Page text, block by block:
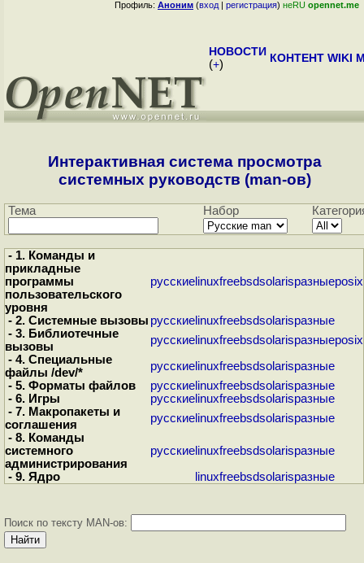
Профиль: Аноним (вход | регистрация) неRU opennet.me
НОВОСТИ
(+) КОНТЕНТ WIKI
Интерактивная система просмотра
системных руководств (man-ов)
Тема Набор
- 1. Команды и
прикладные
программы
пользовательского
уровня
русские linuxfreebsdsolarisразныеposix
- 2. Системные вызовы русские linuxfreebsdsolarisразные
- 3. Библиотечные
вызовы
русские linuxfreebsdsolarisразныеposix
- 4. Специальные
файлы /dev/*
русские linuxfreebsdsolarisразные
- 5. Форматы файлов
русские linuxfreebsdsolarisразные
- 6. Игры
русские linuxfreebsdsolarisразные
- 7. Макропакеты и
соглашения
русские linuxfreebsdsolarisразные
- 8. Команды
системного
администрирования
русские linuxfreebsdsolarisразные
- 9. Ядро
linuxfreebsdsolarisразные
Поиск по тексту MAN-ов: